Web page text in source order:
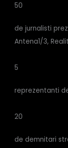
50
de jurnalisti
Antena1/3,
5
reprezentanti
20
de demnitari